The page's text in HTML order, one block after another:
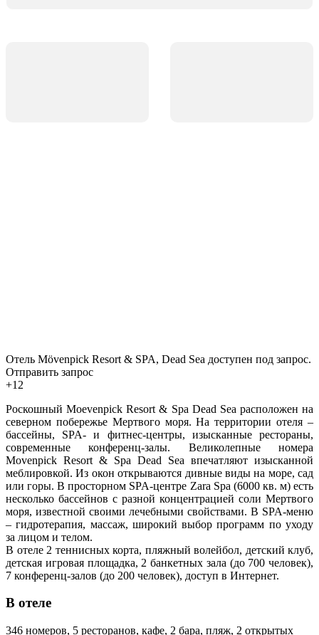
Отель Mövenpick Resort & SPA, Dead Sea доступен под запрос.
Отправить запрос
+12
Роскошный Moevenpick Resort & Spa Dead Sea расположен на
северном побережье Мертвого моря. На территории отеля –
бассейны, SPA- и фитнес-центры, изысканные рестораны,
современные конференц-залы. Великолепные номера
Movenpick Resort & Spa Dead Sea впечатляют изысканной
меблировкой. Из окон открываются дивные виды на море, сад
или горы. В просторном SPA-центре Zara Spa (6000 кв. м) есть
несколько бассейнов с разной концентрацией соли Мертвого
моря, известной своими лечебными свойствами. В SPA-меню
– гидротерапия, массаж, широкий выбор программ по уходу
за лицом и телом.
В отеле 2 теннисных корта, пляжный волейбол, детский клуб,
детская игровая площадка, 2 банкетных зала (до 700 человек),
7 конференц-залов (до 200 человек), доступ в Интернет.
В отеле
346 номеров, 5 ресторанов, кафе, 2 бара, пляж, 2 открытых